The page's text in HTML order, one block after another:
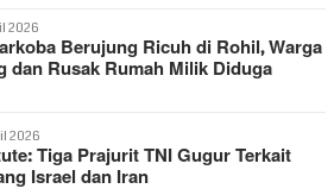
2026
Berujung Ricuh di Rohil, Warga
dan Rusak Rumah Milik Diduga
2026
Tiga Prajurit TNI Gugur Terkait
Israel dan Iran